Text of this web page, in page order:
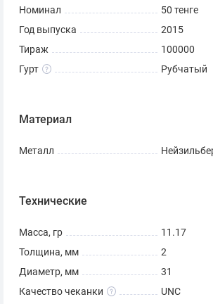
Номинал
50 тенге
Год выпуска
2015
Тираж
100000
Гурт
Рубчатый
Материал
Металл
Технические
Масса, гр
11.17
Толщина, мм
2
Диаметр, мм
31
Качество чеканки
UNC